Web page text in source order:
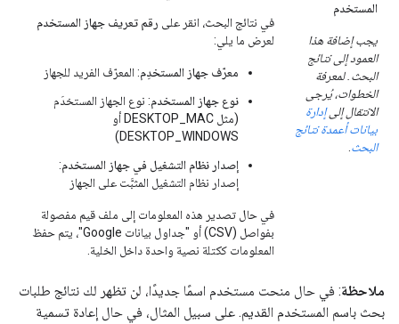
المستخدم
يجب إضافة هذا
العمود إلى نتائج
البحث. لمعرفة
الخطوات، يُرجى
الانتقال إلىإدارة
بيانات أعمدة نتائج
البحث
في نتائج البحث، انقر على رقم تعريف جهاز المستخدم
لعرض ما يلي:
معرّف جهاز المستخدِم: المعرّف الفريد للجهاز
نوع جهاز المستخدم: نوع الجهاز المستخدَم
(مثل DESKTOP_MAC أو
DESKTOP_WINDOWS)
إصدار نظام التشغيل في جهاز المستخدم:
إصدار نظام التشغيل المثبَّت على الجهاز
في حال تصدير هذه المعلومات إلى ملف قيم مفصولة
بفواصل (CSV) أو "جداول بيانات Google"، يتم حفظ
المعلومات ككتلة نصية واحدة داخل الخلية.
ملاحظة: في حال منحت مستخدم اسمًا جديدًا، لن تظهر لك نتائج طلبات
بحث باسم المستخدم القديم. على سبيل المثال، في حال إعادة تسمية